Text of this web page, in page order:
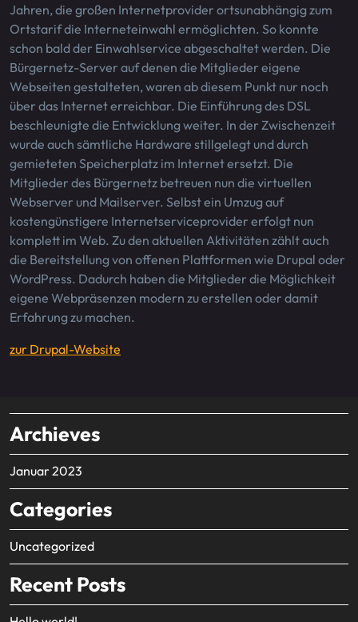
Jahren, die großen Internetprovider ortsunabhängig zum
Ortstarif die Interneteinwahl ermöglichten. So konnte
schon bald der Einwahlservice abgeschaltet werden. Die
Bürgernetz-Server auf denen die Mitglieder eigene
Webseiten gestalteten, waren ab diesem Punkt nur noch
über das Internet erreichbar. Die Einführung des DSL
beschleunigte die Entwicklung weiter. In der Zwischenzeit
wurde auch sämtliche Hardware stillgelegt und durch
gemieteten Speicherplatz im Internet ersetzt. Die
Mitglieder des Bürgernetz betreuen nun die virtuellen
Webserver und Mailserver. Selbst ein Umzug auf
kostengünstigere Internetserviceprovider erfolgt nun
komplett im Web. Zu den aktuellen Aktivitäten zählt auch
die Bereitstellung von offenen Plattformen wie Drupal oder
WordPress. Dadurch haben die Mitglieder die Möglichkeit
eigene Webpräsenzen modern zu erstellen oder damit
Erfahrung zu machen.
zur Drupal-Website
Archieves
Januar 2023
Categories
Uncategorized
Recent Posts